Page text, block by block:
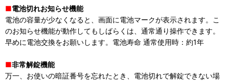
■電池切れお知らせ機能
電池の容量が少なくなると、画面に電池マークが表示されます。こ
のお知らせ機能が動作してもしばらくは、通常通り操作できます。
早めに電池交換をお願いします。電池寿命 通常使用時：約1年
■非常解錠機能
万一、お使いの暗証番号を忘れたとき、電池切れで解錠できない場